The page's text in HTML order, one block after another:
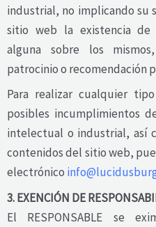
industrial, no implicando su
sitio web la existencia de
alguna sobre los
patrocinio o recomendación
Para realizar cualquier
posibles incumplimientos
intelectual o industrial, así
contenidos del sitio web,
electrónico
3. EXENCIÓN DE
El RESPONSABLE se